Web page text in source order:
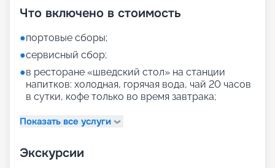
Что включено в стоимость
●портовые сборы;
●сервисный сбор;
●в ресторане «шведский стол» на станции
напитков: холодная, горячая вода, чай 20 часов
в сутки, кофе только во время завтрака;
Показать все услуги
Экскурсии